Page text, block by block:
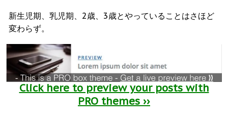
新生児期、乳児期、2歳、3歳とやっていることはさほど
変わらず。
Click here to preview your posts with
PRO themes ››